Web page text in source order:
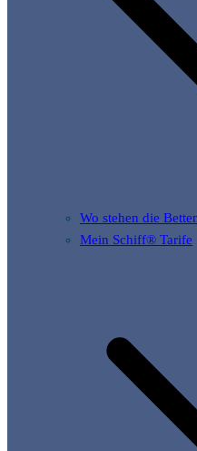
Wo stehen die
Mein Schiff® Tarife